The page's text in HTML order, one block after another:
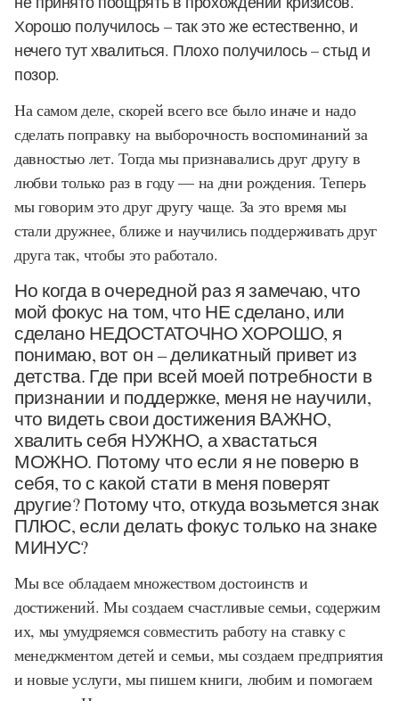
Хорошо получилось – так это же естественно, и
нечего тут хвалиться. Плохо получилось – стыд и
позор.
На самом деле, скорей всего все было иначе и надо
сделать поправку на выборочность воспоминаний за
давностью лет. Тогда мы признавались друг другу в
любви только раз в году — на дни рождения. Теперь
мы говорим это друг другу чаще. За это время мы
стали дружнее, ближе и научились поддерживать друг
друга так, чтобы это работало.
Но когда в очередной раз я замечаю, что
мой фокус на том, что НЕ сделано, или
сделано НЕДОСТАТОЧНО ХОРОШО, я
понимаю, вот он – деликатный привет из
детства. Где при всей моей потребности в
признании и поддержке, меня не научили,
что видеть свои достижения ВАЖНО,
хвалить себя НУЖНО, а хвастаться
МОЖНО. Потому что если я не поверю в
себя, то с какой стати в меня поверят
другие? Потому что, откуда возьмется знак
ПЛЮС, если делать фокус только на знаке
МИНУС?
Мы все обладаем множеством достоинств и
достижений. Мы создаем счастливые семьи, содержим
их, мы умудряемся совместить работу на ставку с
менеджментом детей и семьи, мы создаем предприятия
и новые услуги, мы пишем книги, любим и помогаем